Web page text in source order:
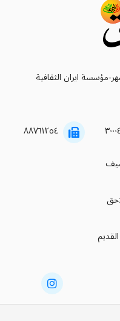
مؤسسة ايران الثقافية
۸۸۷٦۱۲٥٤